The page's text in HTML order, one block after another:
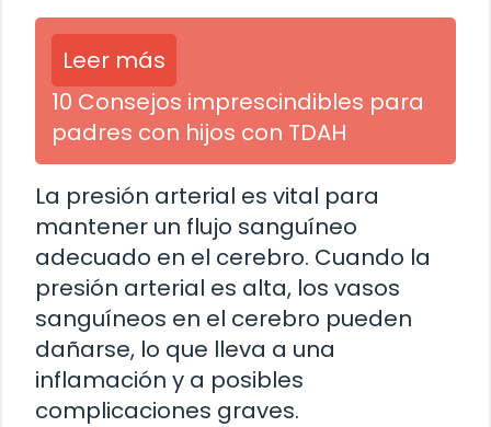
Leer más
10 Consejos imprescindibles para
padres con hijos con TDAH
La presión arterial es vital para
mantener un flujo sanguíneo
adecuado en el cerebro. Cuando la
presión arterial es alta, los vasos
sanguíneos en el cerebro pueden
dañarse, lo que lleva a una
inflamación y a posibles
complicaciones graves.